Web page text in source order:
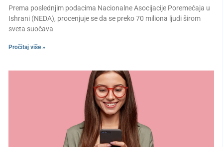
Prema poslednjim podacima Nacionalne Asocijacije Poremećaja u
Ishrani (NEDA), procenjuje se da se preko 70 miliona ljudi širom
sveta suočava
Pročitaj više »